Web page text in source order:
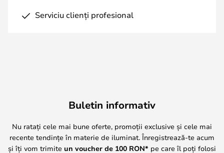
Serviciu clienți profesional
Buletin informativ
Nu ratați cele mai bune oferte, promoții exclusive și cele mai
recente tendințe în materie de iluminat. Înregistrează-te acum
și îți vom trimite un voucher de 100 RON* pe care îl poți folosi